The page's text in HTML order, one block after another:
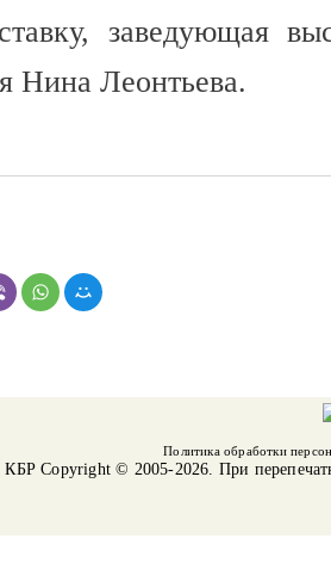
заведующая
Нина Леонтьева.
Политика обработки
Copyright © 2005-2026. При